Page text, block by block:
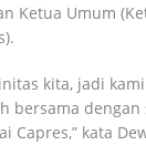
Ketua Umum
kita, jadi
bersama
Capres,” kata